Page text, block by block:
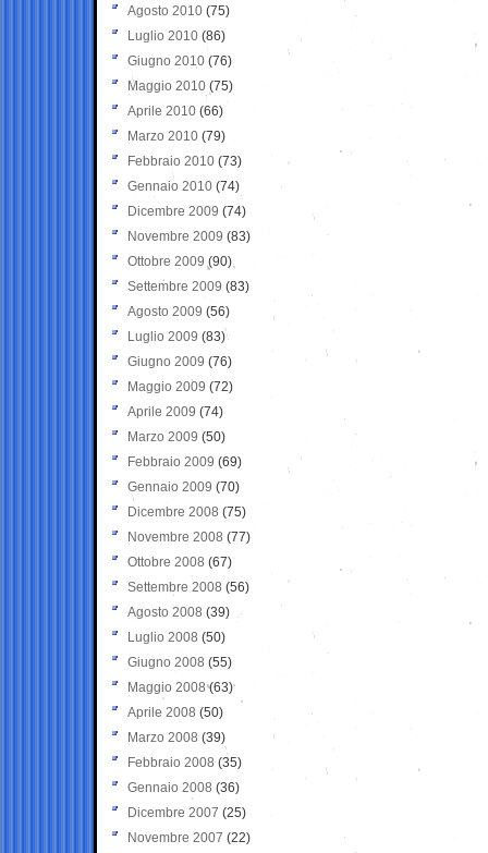
Agosto 2010 (75)
Luglio 2010 (86)
Giugno 2010 (76)
Maggio 2010 (75)
Aprile 2010 (66)
Marzo 2010 (79)
Febbraio 2010 (73)
Gennaio 2010 (74)
Dicembre 2009 (74)
Novembre 2009 (83)
Ottobre 2009 (90)
Settembre 2009 (83)
Agosto 2009 (56)
Luglio 2009 (83)
Giugno 2009 (76)
Maggio 2009 (72)
Aprile 2009 (74)
Marzo 2009 (50)
Febbraio 2009 (69)
Gennaio 2009 (70)
Dicembre 2008 (75)
Novembre 2008 (77)
Ottobre 2008 (67)
Settembre 2008 (56)
Agosto 2008 (39)
Luglio 2008 (50)
Giugno 2008 (55)
Maggio 2008(63)
Aprile 2008 (50)
Marzo 2008 (39)
Febbraio 2008 (35)
Gennaio 2008 (36)
Dicembre 2007 (25)
Novembre 2007 (22)